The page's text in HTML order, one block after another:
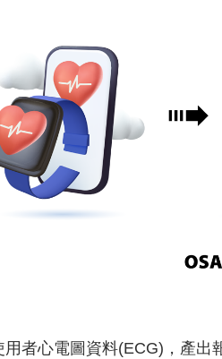
者心電圖資料(ECG)，產